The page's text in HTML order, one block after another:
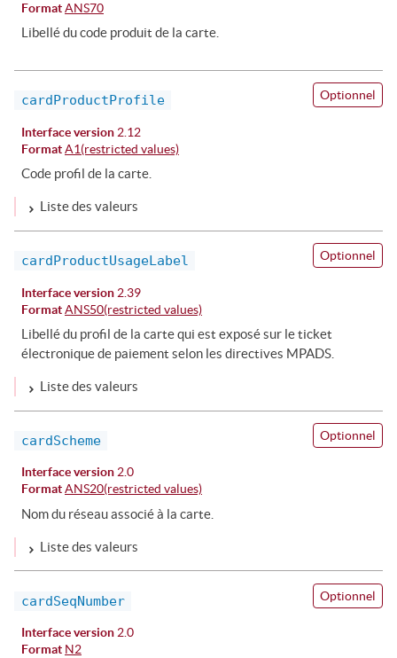
Format ANS70
Libellé du code produit de la carte.
cardProductProfile Optionnel
Interface version 2.12
Format A1(restricted values)
Code profil de la carte.
Liste des valeurs
cardProductUsageLabel Optionnel
Interface version 2.39
Format ANS50(restricted values)
Libellé du profil de la carte qui est exposé sur le ticket
électronique de paiement selon les directives MPADS.
Liste des valeurs
cardScheme Optionnel
Interface version 2.0
Format ANS20(restricted values)
Nom du réseau associé à la carte.
Liste des valeurs
cardSeqNumber Optionnel
Interface version 2.0
Format N2